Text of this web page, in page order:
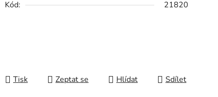
Kód:
21820
Tisk Zeptat se Hlídat Sdílet